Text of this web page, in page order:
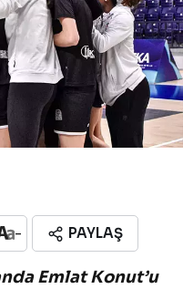
- PAYLAŞ
Emlat Konut’u